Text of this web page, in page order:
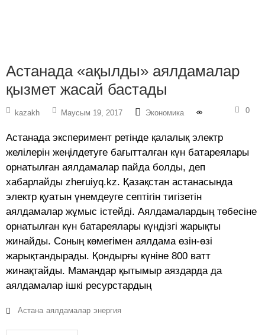
Астанада «ақылды» аялдамалар
қызмет жасай бастады
kazakh Маусым 19, 2017 Экономика 0
Астанада эксперимент ретінде қалалық электр
желілерін жеңілдетуге бағытталған күн батареялары
орнатылған аялдамалар пайда болды, деп
хабарлайды zheruiyq.kz. Қазақстан астанасында
электр қуатын үнемдеуге септігін тигізетін
аялдамалар жұмыс істейді. Аялдамалардың төбесіне
орнатылған күн батареялары күндізгі жарықты
жинайды. Соның көмегімен аялдама өзін-өзі
жарықтандырады. Қондырғы күніне 800 ватт
жинақтайды. Мамандар қытымыр аяздарда да
аялдамалар ішкі ресурстардың
Астана аялдамалар энергия